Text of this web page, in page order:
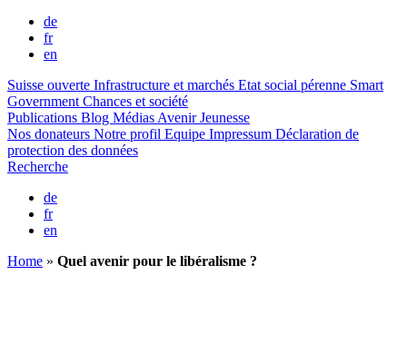
de
fr
en
Suisse ouverte Infrastructure et marchés Etat social pérenne Smart
Government Chances et société
Publications Blog Médias Avenir Jeunesse
Nos donateurs Notre profil Equipe Impressum Déclaration de
protection des données
Recherche
de
fr
en
Home » Quel avenir pour le libéralisme ?